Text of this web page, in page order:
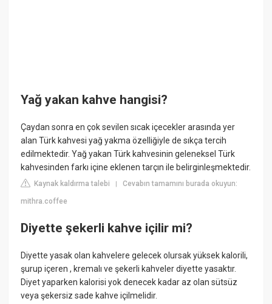
Yağ yakan kahve hangisi?
Çaydan sonra en çok sevilen sıcak içecekler arasında yer
alan Türk kahvesi yağ yakma özelliğiyle de sıkça tercih
edilmektedir. Yağ yakan Türk kahvesinin geleneksel Türk
kahvesinden farkı içine eklenen tarçın ile belirginleşmektedir.
Kaynak kaldırma talebi |Cevabın tamamını burada okuyun:
mithra.coffee
Diyette şekerli kahve içilir mi?
Diyette yasak olan kahvelere gelecek olursak yüksek kalorili,
şurup içeren , kremalı ve şekerli kahveler diyette yasaktır.
Diyet yaparken kalorisi yok denecek kadar az olan sütsüz
veya şekersiz sade kahve içilmelidir.